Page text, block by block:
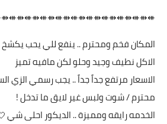
المكان فخم ومحترم .. ينفع للي يحب يكشخ
الاكل نطيف وجيد وحلو لكن مافيه تميز
الاسعار مرتفع جداً جداً .. يجب رسمي الزي
محترم / شوت ولبس غير لايق ما تدخل !
الخدمه رايقه ومميزة .. الديكور احلى شي